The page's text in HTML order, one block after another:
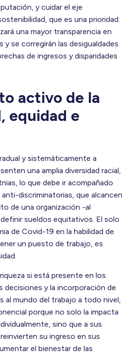
y cuidar el eje
que es una prioridad.
una mayor transparencia en
y se corregirán las desigualdades
de ingresos y disparidades
activo de la
equidad e
y sistemáticamente a
una amplia diversidad racial,
lo que debe ir acompañado
discriminatorias, que alcancen
de una organización -al
sueldos equitativos. El solo
de Covid-19 en la habilidad de
un puesto de trabajo, es
si está presente en los
decisiones y la incorporación de
al mundo del trabajo a todo nivel,
porque no solo la impacta
sino que a sus
su ingreso en sus
el bienestar de las